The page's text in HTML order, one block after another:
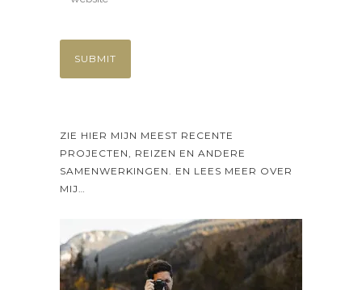
ZIE HIER MIJN MEEST RECENTE
PROJECTEN, REIZEN EN ANDERE
SAMENWERKINGEN. EN LEES MEER OVER
MIJ…